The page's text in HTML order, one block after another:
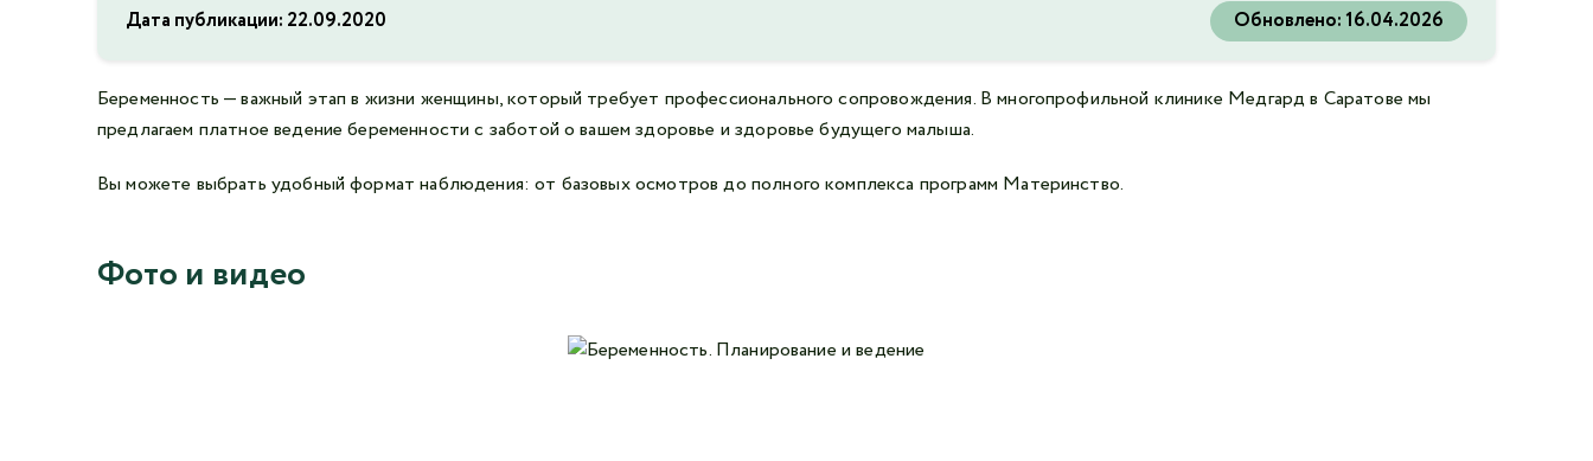
Дата публикации: 22.09.2020 Обновлено:16.04.2026
Беременность — важный этап в жизни женщины, который требует профессионального сопровождения. В многопрофильной клинике Медгард в Саратове мы
предлагаем платное ведение беременности с заботой о вашем здоровье и здоровье будущего малыша.
Вы можете выбрать удобный формат наблюдения: от базовых осмотров до полного комплекса программ Материнство.
Фото и видео